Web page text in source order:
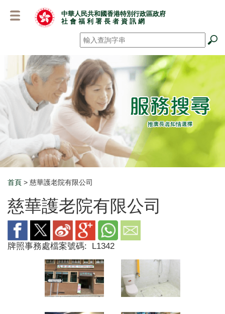
中華人民共和國香港特別行政區政府
社 會 福 利 署 長 者 資 訊 網
搜尋 *
Breadcrumb
首頁 > 慈華護老院有限公司
慈華護老院有限公司
牌照事務處檔案號碼: L1342